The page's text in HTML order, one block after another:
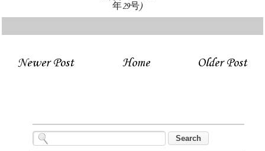
年29号)
Newer Post Older Post
Home